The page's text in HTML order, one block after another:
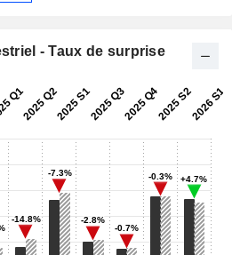
- Taux de surprise